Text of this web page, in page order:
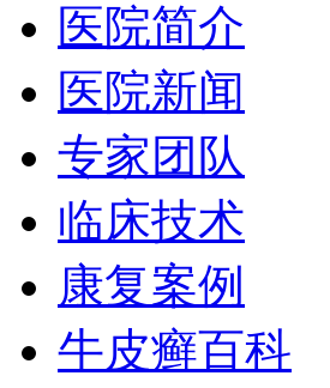
医院简介
医院新闻
专家团队
临床技术
康复案例
牛皮癣百科